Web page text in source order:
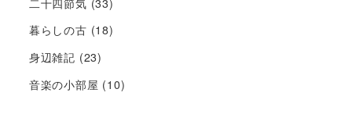
暮らしの古 (18)
身辺雑記 (23)
音楽の小部屋 (10)